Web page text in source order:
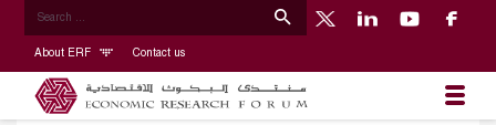
About ERF Contact us